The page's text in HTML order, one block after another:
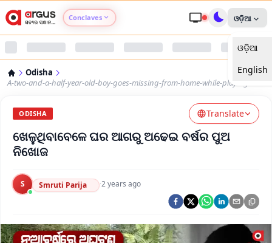
Conclaves
Argus Nari Shakti
Argus Health Connect
Argus Swaad Odisha
Argus Chalo Dekhein Apna Desh
ଓଡ଼ିଆ
ଓଡ଼ିଆ
English
Odisha
A-two-and-a-half-year-old-boy-goes-missing-from-home-while-playing
ODISHA Translate
ଖେଳୁଥିବାବେଳେ ଘର ଆଗରୁ ଅଢେଇ ବର୍ଷର ପୁଅ
ନିଖୋଜ
S Smruti Parija ·2 years ago